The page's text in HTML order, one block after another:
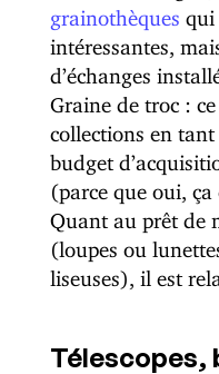
grainothèques qui
intéressantes,
d’échanges
Graine de troc :
collections en tant
budget
(parce que oui,
Quant au prêt de
(loupes ou
liseuses), il est
Télescopes,